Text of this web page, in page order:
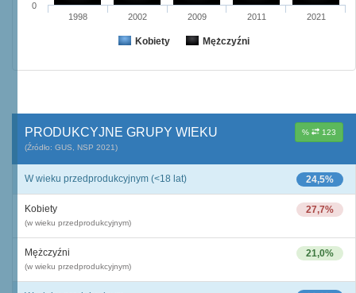
Kobiety Mężczyźni
1998 2002 2009 2011 2021
0
% 123
PRODUKCYJNE GRUPY WIEKU
(Źródło: GUS, NSP 2021)
24,5%
W wieku przedprodukcyjnym (<18 lat)
27,7%
Kobiety
(w wieku przedprodukcyjnym)
21,0%
Mężczyźni
(w wieku przedprodukcyjnym)